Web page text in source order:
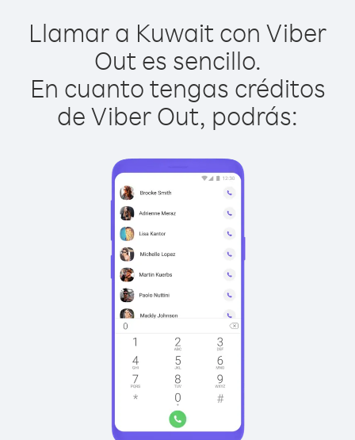
Llamar a Kuwait con Viber
Out es sencillo.
En cuanto tengas créditos
de Viber Out, podrás: